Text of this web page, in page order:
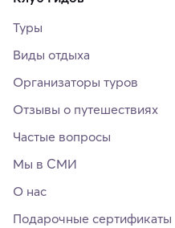
Туры
Виды отдыха
Организаторы туров
Отзывы о путешествиях
Частые вопросы
Мы в СМИ
О нас
Подарочные сертификаты